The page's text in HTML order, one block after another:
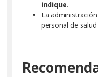
indique.
La
personal de